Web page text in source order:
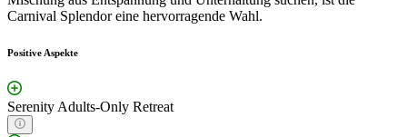
Carnival Splendor eine hervorragende Wahl.
Positive Aspekte
Serenity Adults-Only Retreat